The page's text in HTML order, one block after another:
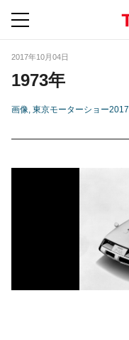
2017年10月04日
1973年
画像 東京モーターショー2017